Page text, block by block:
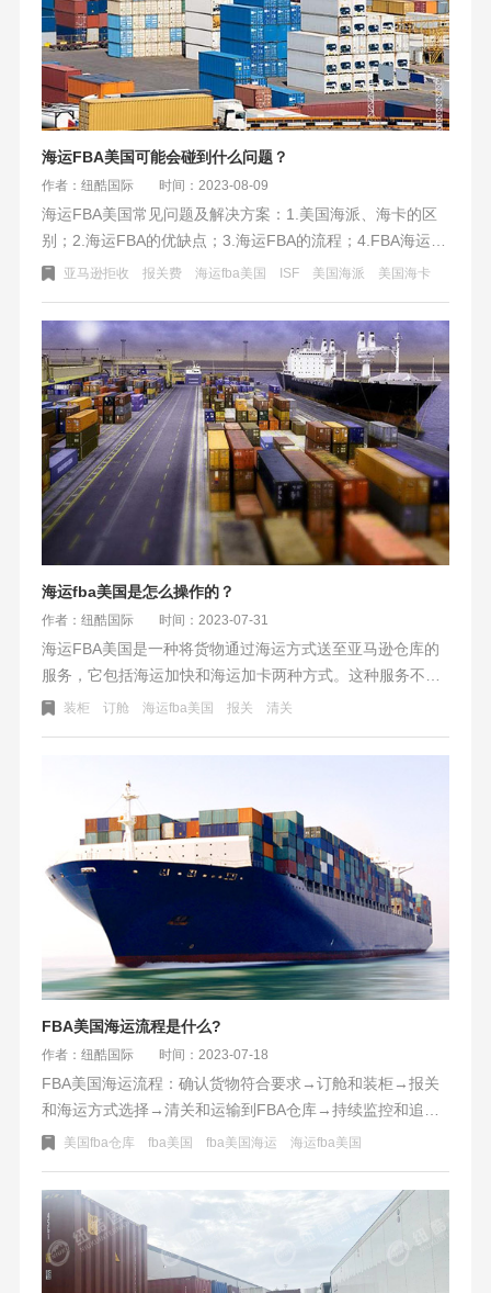
海运FBA美国可能会碰到什么问题？
作者：纽酷国际 时间：2023-08-09
海运FBA美国常见问题及解决方案：1.美国海派、海卡的区
别；2.海运FBA的优缺点；3.海运FBA的流程；4.FBA海运收
费包括港口杂费、海运费、报关费等；5.解决FBA标签问题
重和限体积等因素，并注意附加费和处理被拒收货物的方
法。选择质量好的包装材料，遵守亚马逊要求，可降低运输
风险。
亚马逊拒收 报关费 海运fba美国 ISF 美国海派 美国海卡
海运fba美国是怎么操作的？
作者：纽酷国际 时间：2023-07-31
海运FBA美国是一种将货物通过海运方式送至亚马逊仓库的
服务，它包括海运加快和海运加卡两种方式。这种服务不仅
可以帮助卖家降低物流成本，同时也能提供更快的交货速
舱、装柜、报关、清关等多个环节，需要卖家提前做好准备
并选择合适的物流供应商来完成整个流程。在这个过程中，
卖家还需要注意货物的包装和标签等细节，以确保货物能顺
利入仓上架。因此，了解海运FBA美国的流程和注意事项对
于想要开展跨境电商业务的卖家来说非常重要。
装柜 订舱 海运fba美国 报关 清关
FBA美国海运流程是什么?
作者：纽酷国际 时间：2023-07-18
FBA美国海运流程：确认货物符合要求→订舱和装柜→报关
和海运方式选择→清关和运输到FBA仓库→持续监控和追踪
货物状态。确保货物按时到达FBA仓库或者其他商业/私人地
美国fba仓库 fba美国 fba美国海运 海运fba美国